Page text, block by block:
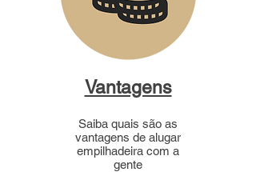
Vantagens
Saiba quais são as
vantagens de alugar
empilhadeira com a
gente